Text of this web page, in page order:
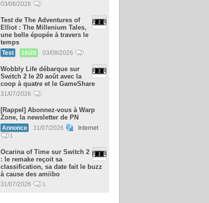
03/08/2026
Test de The Adventures of
Elliot : The Millenium Tales,
une belle épopée à travers le
temps
Test 16/20 03/08/2026
Wobbly Life débarque sur
Switch 2 le 20 août avec la
coop à quatre et le GameShare
31/07/2026
[Rappel] Abonnez-vous à Warp
Zone, la newsletter de PN
Annonce 31/07/2026 Internet
1
Ocarina of Time sur Switch 2
: le remake reçoit sa
classification, sa date fait le buzz
à cause des amiibo
31/07/2026 1